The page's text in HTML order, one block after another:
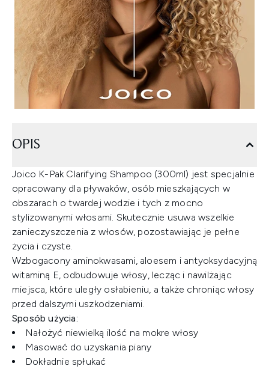
OPIS
Joico K-Pak Clarifying Shampoo (300ml) jest specjalnie
opracowany dla pływaków, osób mieszkających w
obszarach o twardej wodzie i tych z mocno
stylizowanymi włosami. Skutecznie usuwa wszelkie
zanieczyszczenia z włosów, pozostawiając je pełne
życia i czyste.
Wzbogacony aminokwasami, aloesem i antyoksydacyjną
witaminą E, odbudowuje włosy, lecząc i nawilżając
miejsca, które uległy osłabieniu, a także chroniąc włosy
przed dalszymi uszkodzeniami.
Sposób użycia:
Nałożyć niewielką ilość na mokre włosy
Masować do uzyskania piany
Dokładnie spłukać